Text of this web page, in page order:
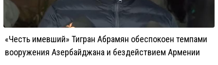
«Честь имевший» Тигран Абрамян обеспокоен темпами
вооружения Азербайджана и бездействием Армении